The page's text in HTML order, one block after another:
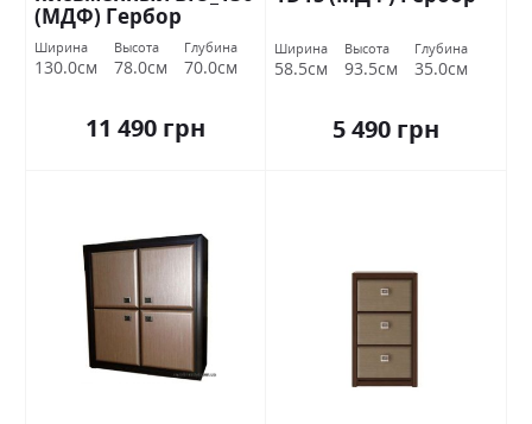
(МДФ) Гербор
Ширина
130.0см
Высота
78.0см
Глубина
70.0см
11 490 грн
Ширина
58.5см
Высота
93.5см
Глубина
35.0см
5 490 грн